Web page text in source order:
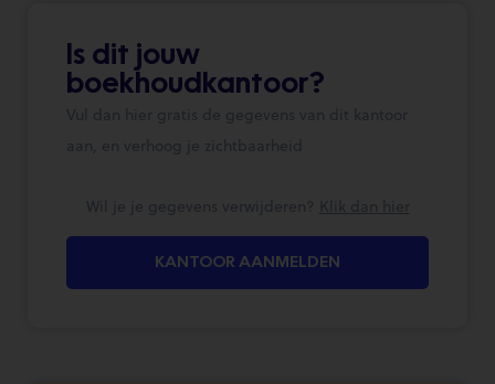
Is dit jouw
boekhoudkantoor?
Vul dan hier gratis de gegevens van dit kantoor
aan, en verhoog je zichtbaarheid
Wil je je gegevens verwijderen? Klik dan hier
KANTOOR AANMELDEN